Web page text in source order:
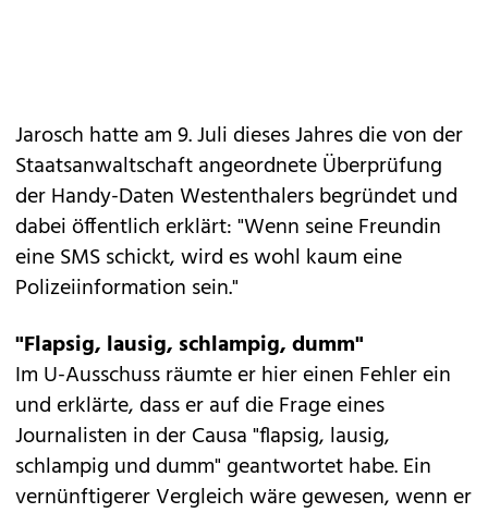
Jarosch hatte am 9. Juli dieses Jahres die von der
Staatsanwaltschaft angeordnete Überprüfung
der Handy-Daten Westenthalers begründet und
dabei öffentlich erklärt: "Wenn seine Freundin
eine SMS schickt, wird es wohl kaum eine
Polizeiinformation sein."
"Flapsig, lausig, schlampig, dumm"
Im U-Ausschussräumte er hier einen Fehler ein
und erklärte, dass er auf die Frage eines
Journalisten in der Causa "flapsig, lausig,
schlampig und dumm" geantwortet habe. Ein
vernünftigerer Vergleich wäre gewesen, wenn er